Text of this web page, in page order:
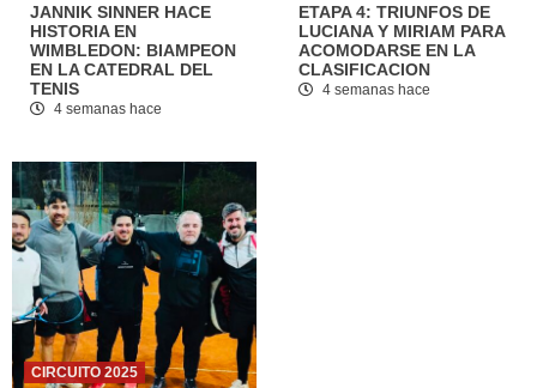
JANNIK SINNER HACE
HISTORIA EN
WIMBLEDON: BIAMPEON
EN LA CATEDRAL DEL
TENIS
4 semanas hace
ETAPA 4: TRIUNFOS DE
LUCIANA Y MIRIAM PARA
ACOMODARSE EN LA
CLASIFICACION
4 semanas hace
CIRCUITO 2025